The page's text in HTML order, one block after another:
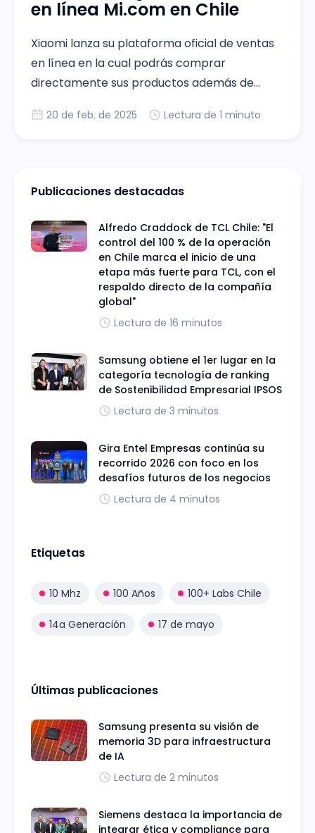
en línea Mi.com en Chile
Xiaomi lanza su plataforma oficial de ventas
en línea en la cual podrás comprar
directamente sus productos además de
20 de feb. de 2025 Lectura de 1 minuto
Publicaciones destacadas
Alfredo Craddock de TCL Chile: "El
control del 100 % de la operación
en Chile marca el inicio de una
etapa más fuerte para TCL, con el
respaldo directo de la compañía
global"
Lectura de 16 minutos
Samsung obtiene el 1er lugar en la
categoría tecnología de ranking
de Sostenibilidad Empresarial IPSOS
Lectura de 3 minutos
Gira Entel Empresas continúa su
recorrido 2026 con foco en los
desafíos futuros de los negocios
Lectura de 4 minutos
Etiquetas
10 Mhz 100 Años 100+ Labs Chile
14a Generación 17 de mayo
Últimas publicaciones
Samsung presenta su visión de
memoria 3D para infraestructura
de IA
Lectura de 2 minutos
Siemens destaca la importancia de
integrar ética y compliance para